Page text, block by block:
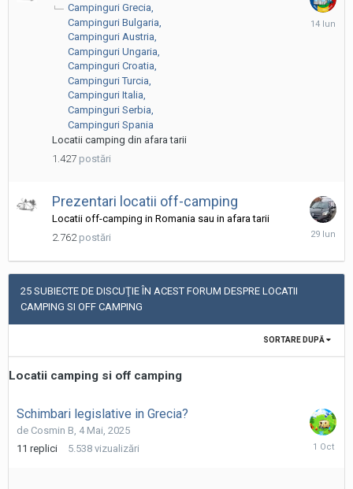
Campinguri Grecia
Campinguri Bulgaria
Campinguri Austria
Campinguri Ungaria
Campinguri Croatia
Campinguri Turcia
Campinguri Italia
Campinguri Serbia
Campinguri Spania
Locatii camping din afara tarii
1.427 postări
14
Prezentari locatii off-camping
Locatii off-camping in Romania sau in afara tarii
2.762 postări
29
25 SUBIECTE DE DISCUŢIE ÎN ACEST FORUM DESPRE LOCATII
CAMPING SI OFF CAMPING
SORTARE DUPĂ
Locatii camping si off camping
Schimbari legislative in Grecia?
de Cosmin B 4 Mai, 2025
11 replici 5.538 vizualizări
1